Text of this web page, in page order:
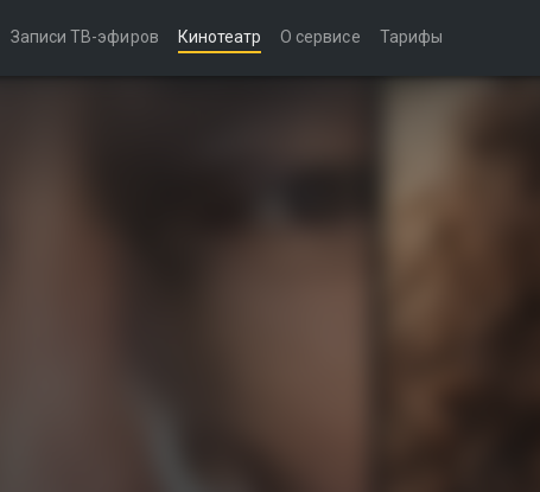
Записи ТВ-эфиров Кинотеатр О сервисе Тарифы